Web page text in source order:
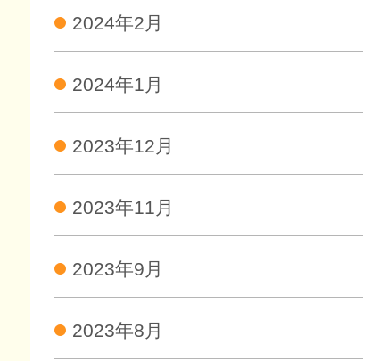
2024年2月
2024年1月
2023年12月
2023年11月
2023年9月
2023年8月